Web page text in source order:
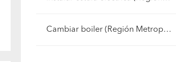
Cambiar boiler (Región Metropolitana - Santiago)